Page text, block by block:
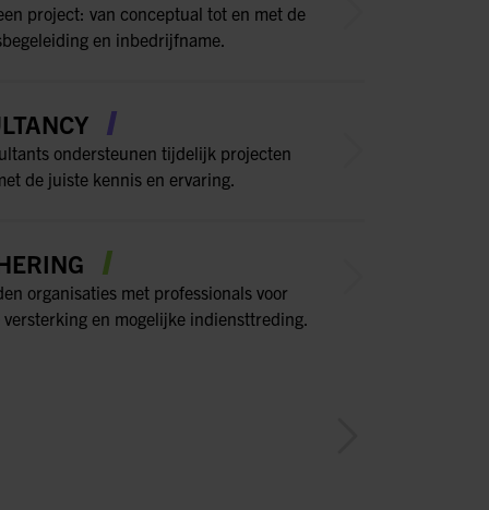
project: van conceptual tot en met de
en inbedrijfname.
ondersteunen tijdelijk projecten
de juiste kennis en ervaring.
organisaties met professionals voor
en mogelijke indiensttreding.